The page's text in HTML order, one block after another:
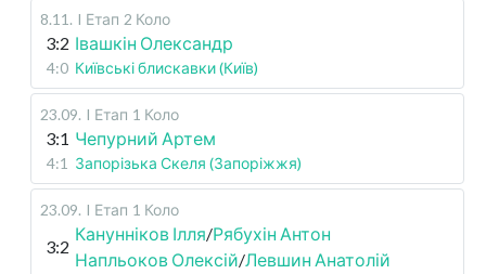
8.11 . I Етап 2 Коло
3:2 Івашкін Олександр
4:0 Київські блискавки (Київ)
23.09. I Етап 1 Коло
3:1 Чепурний Артем
4:1 Запорізька Скеля (Запоріжжя)
23.09. I Етап 1 Коло
3:2
Канунніков Ілля/Рябухін Антон
Напльоков Олексій/Левшин Анатолій